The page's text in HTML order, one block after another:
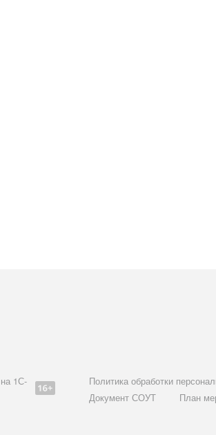
1С-
Политика обработки
Документ СОУТ
План